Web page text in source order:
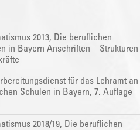
2013, Die beruflichen
in Bayern Anschriften – Strukturen
für das Lehramt an
Schulen in Bayern, 7. Auflage
2018/19, Die beruflichen